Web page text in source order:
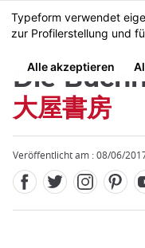
Größe
MENU
Die
大屋書房
Veröffentlicht am : 08/06/